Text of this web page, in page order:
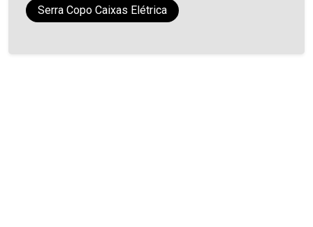
Serra Copo Caixas Elétrica